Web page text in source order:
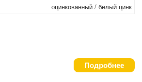
оцинкованный / белый цинк
Подробнее